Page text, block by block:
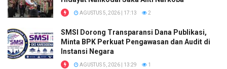
AGUSTUS 5, 2026 | 17:13 2
SMSI Dorong Transparansi Dana Publikasi,
Minta BPK Perkuat Pengawasan dan Audit di
Instansi Negara
AGUSTUS 5, 2026 | 13:29 1